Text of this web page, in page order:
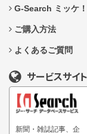
G-Search ミッケ
ご購入方法
よくあるご質問
サービスサイト
新聞・雑誌記事、企